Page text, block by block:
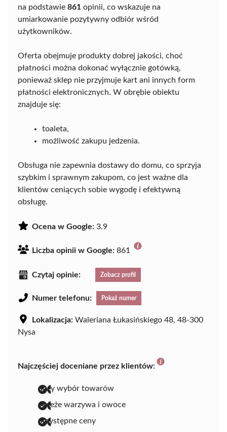
na podstawie 861 opinii, co wskazuje na
umiarkowanie pozytywny odbiór wśród
użytkowników.
Oferta obejmuje produkty dobrej jakości, choć
płatności można dokonać wyłącznie gotówką,
ponieważ sklep nie przyjmuje kart ani innych form
płatności elektronicznych. W obrębie obiektu
znajduje się:
toaleta,
możliwość zakupu jedzenia.
Obsługa nie zapewnia dostawy do domu, co sprzyja
szybkim i sprawnym zakupom, co jest ważne dla
klientów ceniących sobie wygodę i efektywną
obsługę.
Ocena w Google: 3.9
Liczba opinii w Google: 861
Czytaj opinie: Zobacz profil
Numer telefonu: Pokaż numer
Lokalizacja: Waleriana Łukasińskiego 48, 48-300
Nysa
Najczęściej doceniane przez klientów:
duży wybór towarów
świeże warzywa i owoce
przystępne ceny